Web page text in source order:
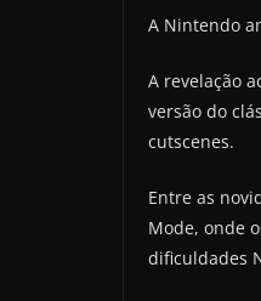
A Nintendo
A revelação
versão do
cutscenes.
Entre as
Mode, onde
dificuldades